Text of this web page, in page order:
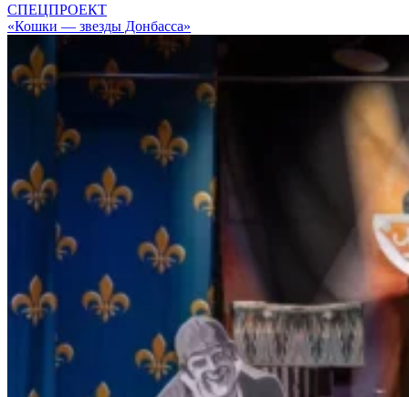
СПЕЦПРОЕКТ
«Кошки — звезды Донбасса»